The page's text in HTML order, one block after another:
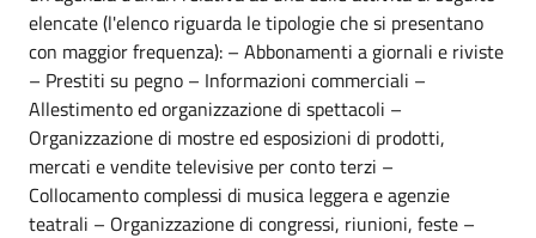
elencate (l'elenco riguarda le tipologie che si presentano
con maggior frequenza): – Abbonamenti a giornali e riviste
– Prestiti su pegno – Informazioni commerciali –
Allestimento ed organizzazione di spettacoli –
Organizzazione di mostre ed esposizioni di prodotti,
mercati e vendite televisive per conto terzi –
Collocamento complessi di musica leggera e agenzie
teatrali – Organizzazione di congressi, riunioni, feste –